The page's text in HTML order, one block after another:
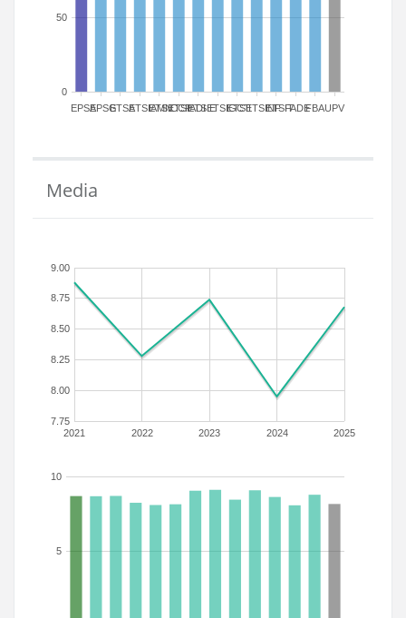
EPSAEPSGETSAETSIAMN
ETSICCP
ETSIADI
ETSIEETSIGCT
ETSIIETSINFETSITFADEFBAUPV
0
50
Media
2021 2022 2023 2024 2025
7.75
8.00
8.25
8.50
8.75
9.00
5
10